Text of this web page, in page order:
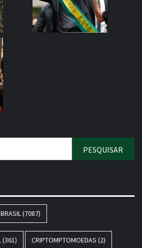
BRASIL (7087)
(361) CRIPTOMPTOMOEDAS (2)